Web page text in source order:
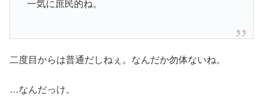
一気に庶民的ね。
二度目からは普通だしねぇ。なんだか勿体ないね。
…なんだっけ。